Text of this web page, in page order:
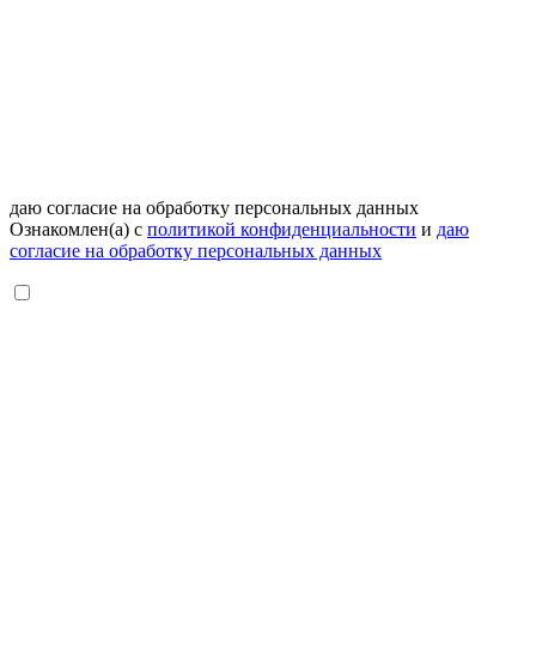
даю согласие на обработку персональных данных
Ознакомлен(а) с политикой конфиденциальности и даю
согласие на обработку персональных данных